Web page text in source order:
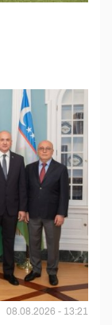
08.08.2026 - 13:21